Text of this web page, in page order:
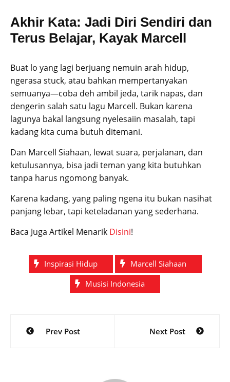
Akhir Kata: Jadi Diri Sendiri dan
Terus Belajar, Kayak Marcell
Buat lo yang lagi berjuang nemuin arah hidup,
ngerasa stuck, atau bahkan mempertanyakan
semuanya—coba deh ambil jeda, tarik napas, dan
dengerin salah satu lagu Marcell. Bukan karena
lagunya bakal langsung nyelesaiin masalah, tapi
kadang kita cuma butuh ditemani.
Dan Marcell Siahaan, lewat suara, perjalanan, dan
ketulusannya, bisa jadi teman yang kita butuhkan
tanpa harus ngomong banyak.
Karena kadang, yang paling ngena itu bukan nasihat
panjang lebar, tapi keteladanan yang sederhana.
Baca Juga Artikel Menarik Disini!
Inspirasi Hidup
Marcell Siahaan
Musisi Indonesia
navigation
Prev Post Next Post